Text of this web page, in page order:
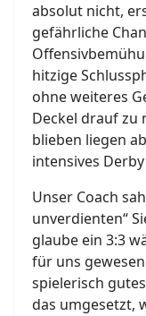
absolut nicht,
gefährliche
hitzige
ohne weiteres
Deckel drauf zu
blieben liegen
intensives
Unser Coach
unverdienten“
glaube ein 3:3
für uns
spielerisch
das umgesetzt,